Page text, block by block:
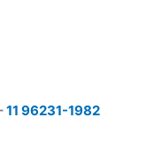
11 96231-1982